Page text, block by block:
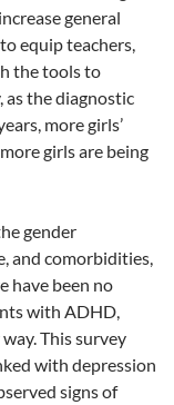
general
equip teachers,
the tools to
as the diagnostic
more girls’
girls are being
gender
and comorbidities,
have been no
with ADHD,
This survey
with depression
signs of